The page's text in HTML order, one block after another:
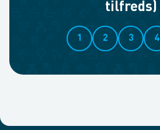
tilfreds)
1 2 3 4